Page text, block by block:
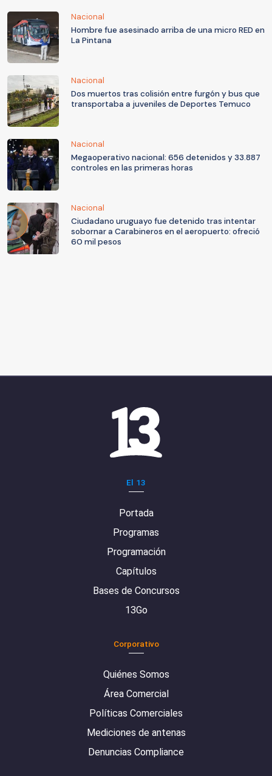
Nacional
Hombre fue asesinado arriba de una micro RED en
La Pintana
Nacional
Dos muertos tras colisión entre furgón y bus que
transportaba a juveniles de Deportes Temuco
Nacional
Megaoperativo nacional: 656 detenidos y 33.887
controles en las primeras horas
Nacional
Ciudadano uruguayo fue detenido tras intentar
sobornar a Carabineros en el aeropuerto: ofreció
60 mil pesos
El 13
Portada
Programas
Programación
Capítulos
Bases de Concursos
13Go
Corporativo
Quiénes Somos
Área Comercial
Políticas Comerciales
Mediciones de antenas
Denuncias Compliance